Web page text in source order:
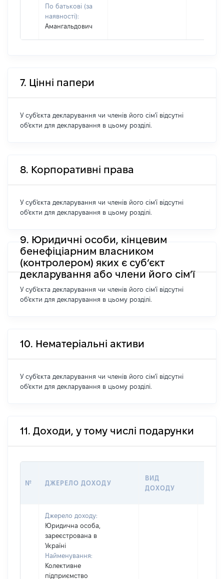
По батькові (за
наявності):
Амангальдович
7. Цінні папери
У суб'єкта декларування чи членів його сім'ї відсутні
об'єкти для декларування в цьому розділі.
8. Корпоративні права
У суб'єкта декларування чи членів його сім'ї відсутні
об'єкти для декларування в цьому розділі.
9. Юридичні особи, кінцевим
бенефіціарним власником
(контролером) яких є суб’єкт
декларування або члени його сім’ї
У суб'єкта декларування чи членів його сім'ї відсутні
об'єкти для декларування в цьому розділі.
10. Нематеріальні активи
У суб'єкта декларування чи членів його сім'ї відсутні
об'єкти для декларування в цьому розділі.
11. Доходи, у тому числі подарунки
№ ДЖЕРЕЛО ДОХОДУ
ВИД
ДОХОДУ
Джерело доходу:
Юридична особа,
зареєстрована в
Україні
Найменування:
Колективне
підприємство